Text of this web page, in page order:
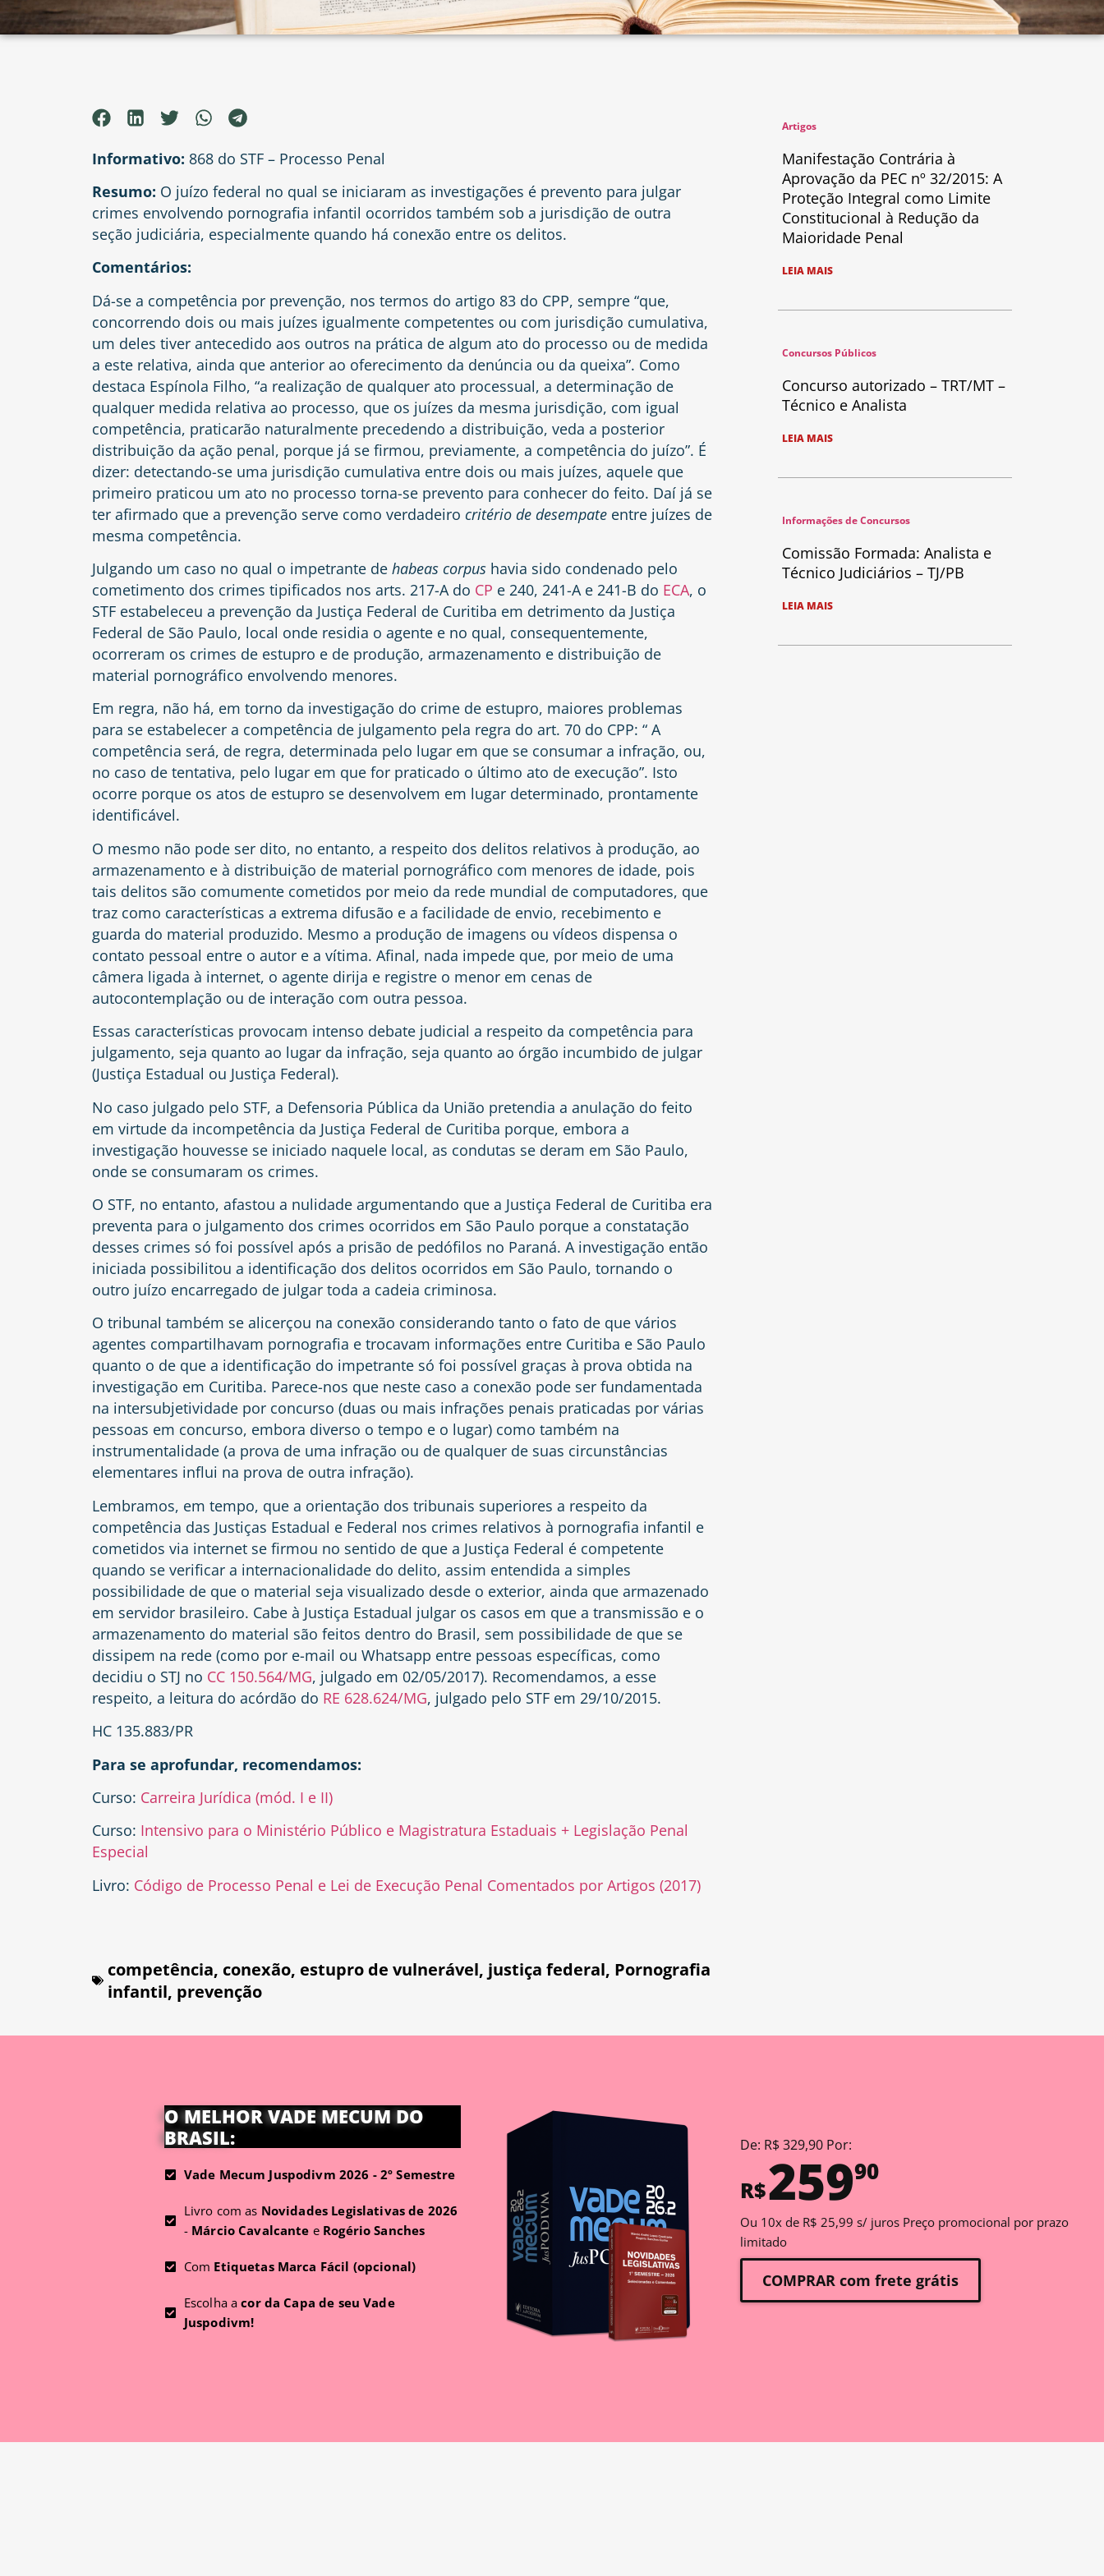
Informativo: 868 do STF – Processo Penal
Resumo: O juízo federal no qual se iniciaram as investigações é prevento para julgar
crimes envolvendo pornografia infantil ocorridos também sob a jurisdição de outra
seção judiciária, especialmente quando há conexão entre os delitos.
Comentários:
Dá-se a competência por prevenção, nos termos do artigo 83 do CPP, sempre “que,
concorrendo dois ou mais juízes igualmente competentes ou com jurisdição cumulativa,
um deles tiver antecedido aos outros na prática de algum ato do processo ou de medida
a este relativa, ainda que anterior ao oferecimento da denúncia ou da queixa”. Como
destaca Espínola Filho, “a realização de qualquer ato processual, a determinação de
qualquer medida relativa ao processo, que os juízes da mesma jurisdição, com igual
competência, praticarão naturalmente precedendo a distribuição, veda a posterior
distribuição da ação penal, porque já se firmou, previamente, a competência do juízo”. É
dizer: detectando-se uma jurisdição cumulativa entre dois ou mais juízes, aquele que
primeiro praticou um ato no processo torna-se prevento para conhecer do feito. Daí já se
ter afirmado que a prevenção serve como verdadeiro critério de desempate entre juízes de
mesma competência.
Julgando um caso no qual o impetrante de habeas corpus havia sido condenado pelo
cometimento dos crimes tipificados nos arts. 217-A do CP e 240, 241-A e 241-B do ECA, o
STF estabeleceu a prevenção da Justiça Federal de Curitiba em detrimento da Justiça
Federal de São Paulo, local onde residia o agente e no qual, consequentemente,
ocorreram os crimes de estupro e de produção, armazenamento e distribuição de
material pornográfico envolvendo menores.
Em regra, não há, em torno da investigação do crime de estupro, maiores problemas
para se estabelecer a competência de julgamento pela regra do art. 70 do CPP: “ A
competência será, de regra, determinada pelo lugar em que se consumar a infração, ou,
no caso de tentativa, pelo lugar em que for praticado o último ato de execução”. Isto
ocorre porque os atos de estupro se desenvolvem em lugar determinado, prontamente
identificável.
O mesmo não pode ser dito, no entanto, a respeito dos delitos relativos à produção, ao
armazenamento e à distribuição de material pornográfico com menores de idade, pois
tais delitos são comumente cometidos por meio da rede mundial de computadores, que
traz como características a extrema difusão e a facilidade de envio, recebimento e
guarda do material produzido. Mesmo a produção de imagens ou vídeos dispensa o
contato pessoal entre o autor e a vítima. Afinal, nada impede que, por meio de uma
câmera ligada à internet, o agente dirija e registre o menor em cenas de
autocontemplação ou de interação com outra pessoa.
Essas características provocam intenso debate judicial a respeito da competência para
julgamento, seja quanto ao lugar da infração, seja quanto ao órgão incumbido de julgar
(Justiça Estadual ou Justiça Federal).
No caso julgado pelo STF, a Defensoria Pública da União pretendia a anulação do feito
em virtude da incompetência da Justiça Federal de Curitiba porque, embora a
investigação houvesse se iniciado naquele local, as condutas se deram em São Paulo,
onde se consumaram os crimes.
O STF, no entanto, afastou a nulidade argumentando que a Justiça Federal de Curitiba era
preventa para o julgamento dos crimes ocorridos em São Paulo porque a constatação
desses crimes só foi possível após a prisão de pedófilos no Paraná. A investigação então
iniciada possibilitou a identificação dos delitos ocorridos em São Paulo, tornando o
outro juízo encarregado de julgar toda a cadeia criminosa.
O tribunal também se alicerçou na conexão considerando tanto o fato de que vários
agentes compartilhavam pornografia e trocavam informações entre Curitiba e São Paulo
quanto o de que a identificação do impetrante só foi possível graças à prova obtida na
investigação em Curitiba. Parece-nos que neste caso a conexão pode ser fundamentada
na intersubjetividade por concurso (duas ou mais infrações penais praticadas por várias
pessoas em concurso, embora diverso o tempo e o lugar) como também na
instrumentalidade (a prova de uma infração ou de qualquer de suas circunstâncias
elementares influi na prova de outra infração).
Lembramos, em tempo, que a orientação dos tribunais superiores a respeito da
competência das Justiças Estadual e Federal nos crimes relativos à pornografia infantil e
cometidos via internet se firmou no sentido de que a Justiça Federal é competente
quando se verificar a internacionalidade do delito, assim entendida a simples
possibilidade de que o material seja visualizado desde o exterior, ainda que armazenado
em servidor brasileiro. Cabe à Justiça Estadual julgar os casos em que a transmissão e o
armazenamento do material são feitos dentro do Brasil, sem possibilidade de que se
dissipem na rede (como por e-mail ou Whatsapp entre pessoas específicas, como
decidiu o STJ no CC 150.564/MG, julgado em 02/05/2017). Recomendamos, a esse
respeito, a leitura do acórdão do RE 628.624/MG, julgado pelo STF em 29/10/2015.
HC 135.883/PR
Para se aprofundar, recomendamos:
Curso: Carreira Jurídica (mód. I e II)
Curso: Intensivo para o Ministério Público e Magistratura Estaduais + Legislação Penal
Especial
Livro: Código de Processo Penal e Lei de Execução Penal Comentados por Artigos (2017)
competência, conexão, estupro de vulnerável, justiça federal, Pornografia
infantil, prevenção
Artigos
Manifestação Contrária à
Aprovação da PEC nº 32/2015: A
Proteção Integral como Limite
Constitucional à Redução da
Maioridade Penal
LEIA MAIS
Concursos Públicos
Concurso autorizado – TRT/MT –
Técnico e Analista
LEIA MAIS
Informações de Concursos
Comissão Formada: Analista e
Técnico Judiciários – TJ/PB
LEIA MAIS
O MELHOR VADE MECUM DO
BRASIL:
Vade Mecum Juspodivm 2026 - 2º Semestre
Livro com as Novidades Legislativas de 2026
- Márcio Cavalcante e Rogério Sanches
Com Etiquetas Marca Fácil (opcional)
Escolha acor da Capa de seu Vade
Juspodivm!
De: R$ 329,90 Por:
R$25990
Ou 10x de R$ 25,99 s/ juros Preço promocional por prazo
limitado
COMPRAR com frete grátis